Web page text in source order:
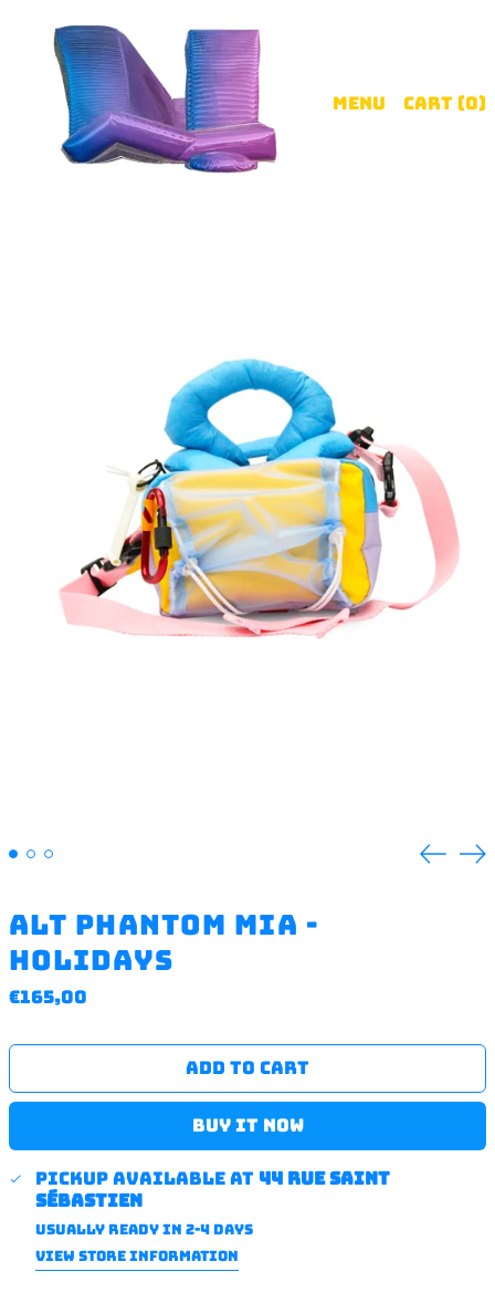
Menu Cart (0)
slide
ALT phantom MIA -
Holidays
Regular
€165,00
ADD TO CART
BUY IT NOW
Pickup available at 44 rue saint
sébastien
Usually ready in 2-4 days
VIEW STORE INFORMATION